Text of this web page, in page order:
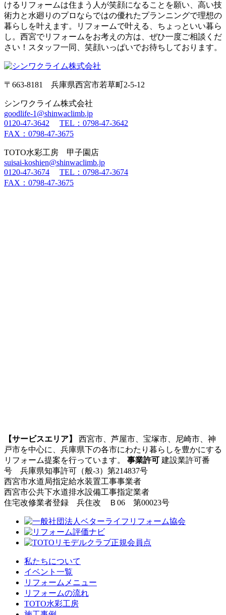
けるリフォームは住まう人が笑顔になることを願い、高い技
術力と水廻りのプロならではの優れたプランニングで理想の
暮らしを叶えます。リフォームで叶える、ちょっといい暮ら
し。西宮でリフォームをお考えの方は、ぜひ一度ご相談くだ
さい！スタッフ一同、笑顔いっぱいでお待ちしております。
〒663-8181 兵庫県西宮市若草町2-5-12
シンワクライム株式会社
goodlife-1@shinwaclimb.jp
0120-47-3642
TEL：0798-47-3642
FAX：0798-47-3675
TOTO水彩工房 甲子園店
suisai-koshien@shinwaclimb.jp
0120-47-3674
TEL：0798-47-3674
FAX：0798-47-3675
【サービスエリア】
西宮市、芦屋市、宝塚市、尼崎市、神
戸市を中心に、兵庫県下の各市にわたり暮らしを豊かにする
リフォーム提案を行っています。 事業許可
建設業許可番
号 兵庫県知事許可（般-3）第214837号
西宮市水道局指定給水装置工事事業者
西宮市公共下水道排水設備工事指定業者
住宅改修業者登録 兵住改 Ｂ06 第00023号
私たちについて
イベント一覧
リフォームメニュー
リフォームの流れ
TOTO水彩工房